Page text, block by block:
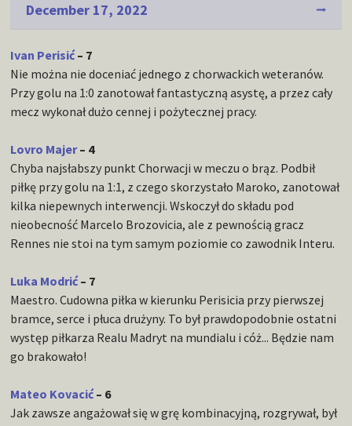
December 17, 2022
Ivan Perisić– 7
Nie można nie doceniać jednego z chorwackich weteranów.
Przy golu na 1:0 zanotował fantastyczną asystę, a przez cały
mecz wykonał dużo cennej i pożytecznej pracy.
Lovro Majer– 4
Chyba najsłabszy punkt Chorwacji w meczu o brąz. Podbił
piłkę przy golu na 1:1, z czego skorzystało Maroko, zanotował
kilka niepewnych interwencji. Wskoczył do składu pod
nieobecność Marcelo Brozovicia, ale z pewnością gracz
Rennes nie stoi na tym samym poziomie co zawodnik Interu.
Luka Modrić– 7
Maestro. Cudowna piłka w kierunku Perisicia przy pierwszej
bramce, serce i płuca drużyny. To był prawdopodobnie ostatni
występ piłkarza Realu Madryt na mundialu i cóż... Będzie nam
go brakowało!
Mateo Kovacić– 6
Jak zawsze angażował się w grę kombinacyjną, rozgrywał, był